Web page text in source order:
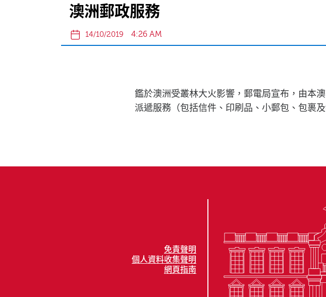
澳洲郵政服務
14/10/2019 4:26 AM
鑑於澳洲受叢林大火影響，郵電局宣布，由本
派遞服務（包括信件、印刷品、小郵包、包裹
免責聲明
個人資料收集聲明
網頁指南